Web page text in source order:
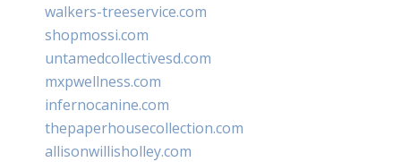
walkers-treeservice.com
shopmossi.com
untamedcollectivesd.com
mxpwellness.com
infernocanine.com
thepaperhousecollection.com
allisonwillisholley.com